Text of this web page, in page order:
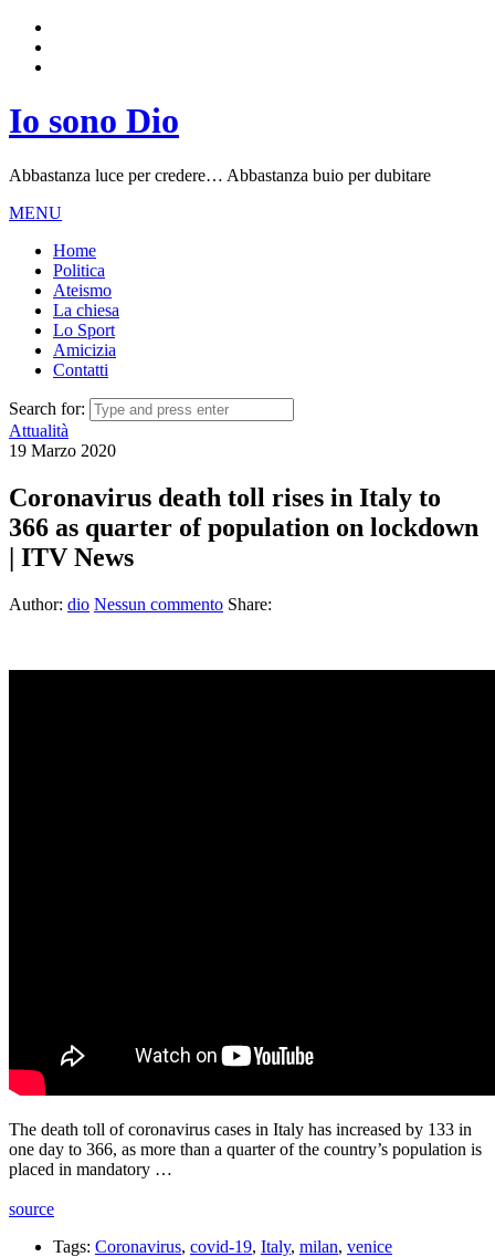
Io sono Dio
Abbastanza luce per credere… Abbastanza buio per dubitare
MENU
Home
Politica
Ateismo
La chiesa
Lo Sport
Amicizia
Contatti
Search for:
Attualità
19 Marzo 2020
Coronavirus death toll rises in Italy to
366 as quarter of population on lockdown
| ITV News
Author: dio Nessun commento Share:
The death toll of coronavirus cases in Italy has increased by 133 in
one day to 366, as more than a quarter of the country’s population is
placed in mandatory …
source
Tags: Coronavirus, covid-19, Italy, milan, venice